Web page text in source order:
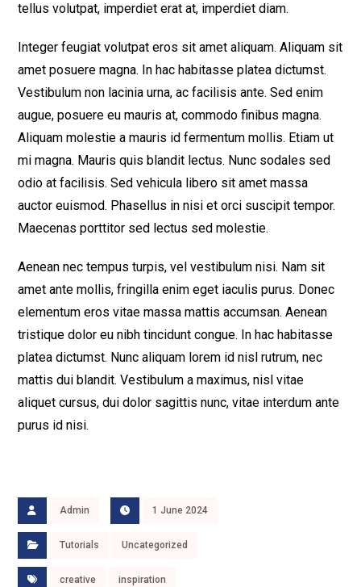
tellus volutpat, imperdiet erat at, imperdiet diam.
Integer feugiat volutpat eros sit amet aliquam. Aliquam sit
amet posuere magna. In hac habitasse platea dictumst.
Vestibulum non lacinia urna, ac facilisis ante. Sed enim
augue, posuere eu mauris at, commodo finibus magna.
Aliquam molestie a mauris id fermentum mollis. Etiam ut
mi magna. Mauris quis blandit lectus. Nunc sodales sed
odio at facilisis. Sed vehicula libero sit amet massa
auctor euismod. Phasellus in nisi et orci suscipit tempor.
Maecenas porttitor sed lectus sed molestie.
Aenean nec tempus turpis, vel vestibulum nisi. Nam sit
amet ante mollis, fringilla enim eget iaculis purus. Donec
elementum eros vitae massa mattis accumsan. Aenean
tristique dolor eu nibh tincidunt congue. In hac habitasse
platea dictumst. Nunc aliquam lorem id nisl rutrum, nec
mattis dui blandit. Vestibulum a maximus, nisl vitae
aliquet cursus, dui dolor sagittis nunc, vitae interdum ante
purus id nisi.
Admin 1 June 2024
Tutorials Uncategorized
creative inspiration